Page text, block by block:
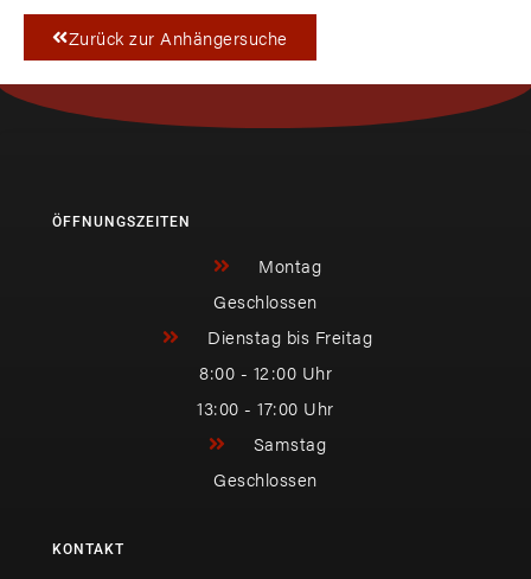
Zurück zur Anhängersuche
ÖFFNUNGSZEITEN
Montag
Geschlossen
Dienstag bis Freitag
8:00 - 12:00 Uhr
13:00 - 17:00 Uhr
Samstag
Geschlossen
KONTAKT